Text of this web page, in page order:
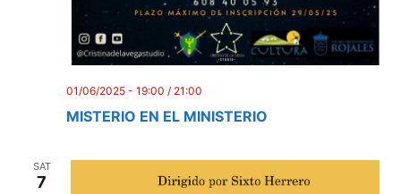
MISTERIO EN EL MINISTERIO
01/06/2025 - 19:00 / 21:00
SAT
7